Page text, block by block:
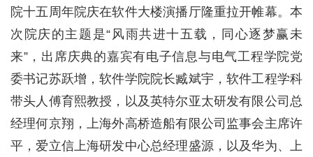
院十五周年院庆在软件大楼演播厅隆重拉开帷幕。本
次院庆的主题是“风雨共进十五载，同心逐梦赢未
来”，出席庆典的嘉宾有电子信息与电气工程学院党
委书记苏跃增，软件学院院长臧斌宇，软件工程学科
带头人傅育熙教授，以及英特尔亚太研发有限公司总
经理何京翔，上海外高桥造船有限公司监事会主席许
平，爱立信上海研发中心总经理盛源，以及华为、上